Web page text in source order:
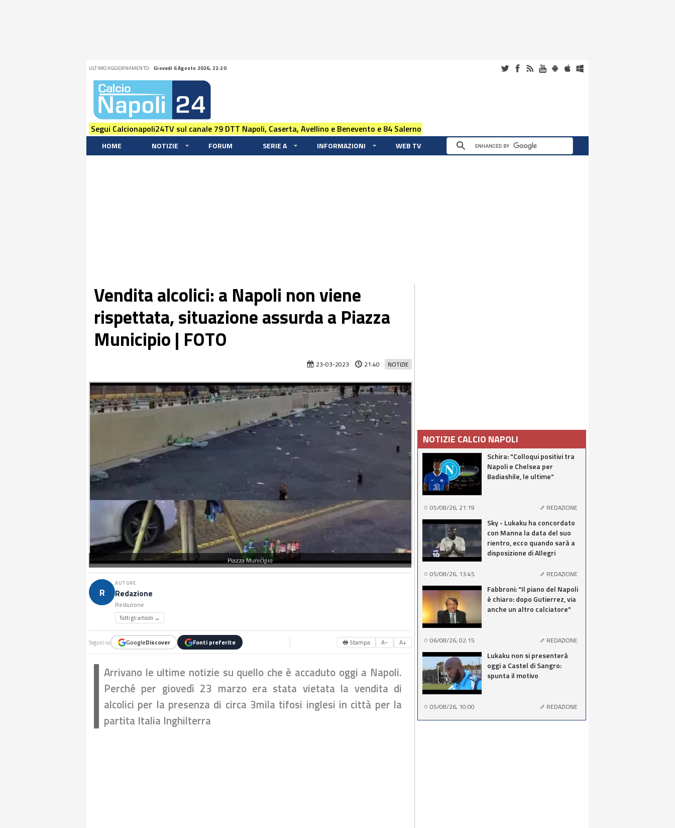
ULTIMO AGGIORNAMENTO: Giovedi 6 Agosto 2026, 22:20
Segui Calcionapoli24TV sul canale 79 DTT Napoli, Caserta, Avellino e Benevento e 84 Salerno
HOME NOTIZIE FORUM SERIE A INFORMAZIONI WEB TV
Vendita alcolici: a Napoli non viene
rispettata, situazione assurda a Piazza
Municipio | FOTO
NOTIZIE
23-03-2023 21:40
Piazza Municipio
R
AUTORE
Redazione
Redazione
Tutti gli articoli →
Seguici su GoogleDiscover Fonti preferite 🖶 Stampa A− A+
Arrivano le ultime notizie su quello che è accaduto oggi a Napoli.
Perché per giovedì 23 marzo era stata vietata la vendita di
alcolici per la presenza di circa 3mila tifosi inglesi in città per la
partita Italia Inghilterra
NOTIZIE CALCIO NAPOLI
Schira: "Colloqui positivi tra
Napoli e Chelsea per
Badiashile, le ultime"
05/08/26, 21:19 REDAZIONE
Sky - Lukaku ha concordato
con Manna la data del suo
rientro, ecco quando sarà a
disposizione di Allegri
05/08/26, 13:45 REDAZIONE
Fabbroni: "Il piano del Napoli
è chiaro: dopo Gutierrez, via
anche un altro calciatore"
06/08/26, 02:15 REDAZIONE
Lukaku non si presenterà
oggi a Castel di Sangro:
spunta il motivo
05/08/26, 10:00 REDAZIONE